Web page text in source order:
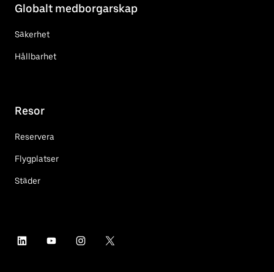
Globalt medborgarskap
Säkerhet
Hållbarhet
Resor
Reservera
Flygplatser
Städer